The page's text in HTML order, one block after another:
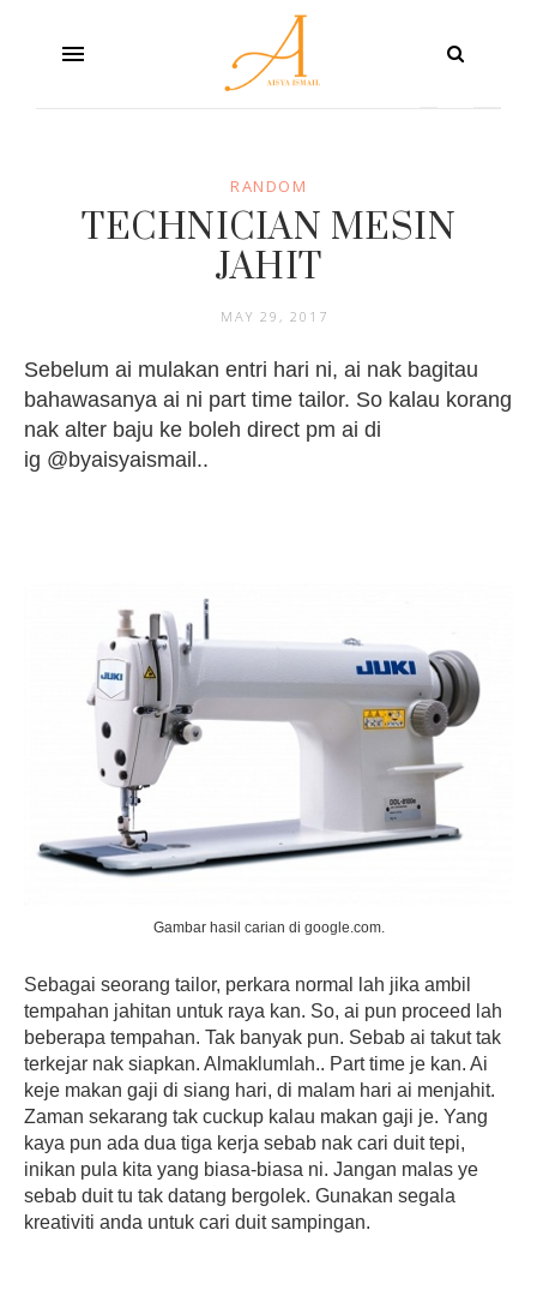
RANDOM
TECHNICIAN MESIN
JAHIT
MAY 29, 2017
Sebelum ai mulakan entri hari ni, ai nak bagitau
bahawasanya ai ni part time tailor. So kalau korang
nak alter baju ke boleh direct pm ai di
ig @byaisyaismail..
Gambar hasil carian di google.com.
Sebagai seorang tailor, perkara normal lah jika ambil
tempahan jahitan untuk raya kan. So, ai pun proceed lah
beberapa tempahan. Tak banyak pun. Sebab ai takut tak
terkejar nak siapkan. Almaklumlah.. Part time je kan. Ai
keje makan gaji di siang hari, di malam hari ai menjahit.
Zaman sekarang tak cuckup kalau makan gaji je. Yang
kaya pun ada dua tiga kerja sebab nak cari duit tepi,
inikan pula kita yang biasa-biasa ni. Jangan malas ye
sebab duit tu tak datang bergolek. Gunakan segala
kreativiti anda untuk cari duit sampingan.